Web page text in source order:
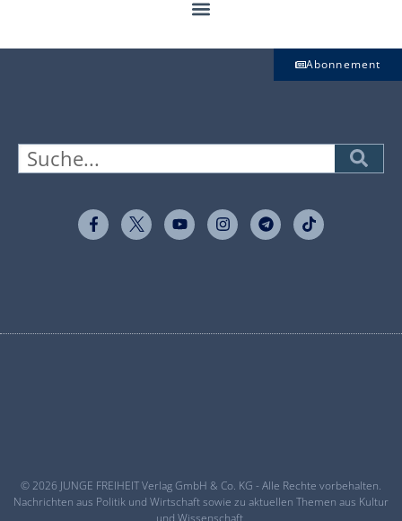
Abonnement
© 2026 JUNGE FREIHEIT Verlag GmbH & Co. KG - Alle Rechte vorbehalten.
Nachrichten aus Politik und Wirtschaft sowie zu aktuellen Themen aus Kultur